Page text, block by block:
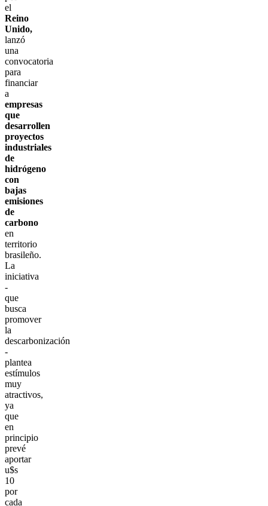
el
Reino
Unido,
lanzó
una
convocatoria
para
financiar
a
empresas
que
desarrollen
proyectos
industriales
de
hidrógeno
con
bajas
emisiones
de
carbono
en
territorio
brasileño.
La
iniciativa
-
que
busca
promover
la
descarbonización
-
plantea
estímulos
muy
atractivos,
ya
que
en
principio
prevé
aportar
u$s
10
por
cada